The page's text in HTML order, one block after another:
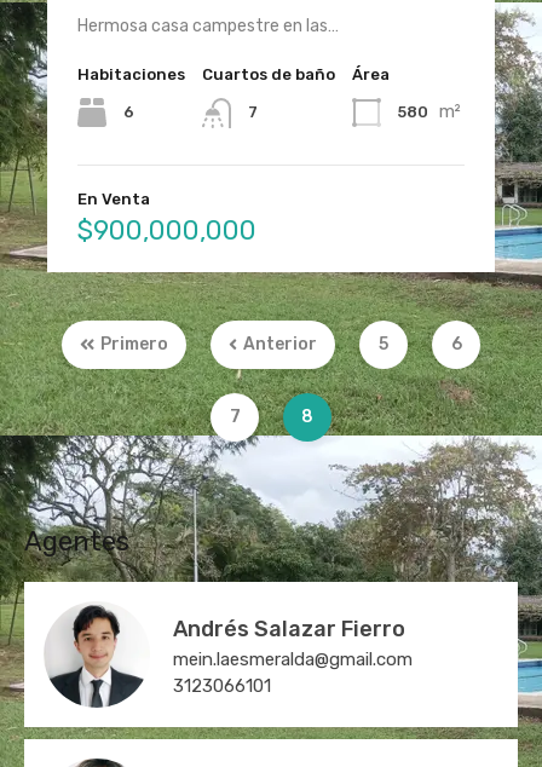
Hermosa casa campestre en las…
Habitaciones
6
Cuartos de baño
7
Área
580 m²
En Venta
$900,000,000
Primero Anterior 5 6
7 8
Agentes
Andrés Salazar Fierro
mein.laesmeralda@gmail.com
3123066101